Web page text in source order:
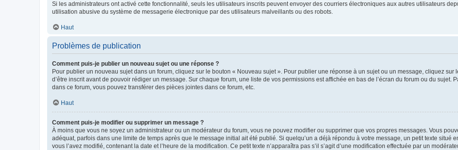
Si les administrateurs ont activé cette fonctionnalité, seuls les utilisateurs inscrits peuvent envoyer des courriers électroniques aux autres utilisateurs
utilisation abusive du système de messagerie électronique par des utilisateurs malveillants ou des robots.
Haut
Problèmes de publication
Comment puis-je publier un nouveau sujet ou une réponse ?
Pour publier un nouveau sujet dans un forum, cliquez sur le bouton « Nouveau sujet ». Pour publier une réponse à un sujet ou un message, cliquez
d’être inscrit avant de pouvoir rédiger un message. Sur chaque forum, une liste de vos permissions est affichée en bas de l’écran du forum ou du sujet.
dans ce forum, vous pouvez transférer des pièces jointes dans ce forum, etc.
Haut
Comment puis-je modifier ou supprimer un message ?
À moins que vous ne soyez un administrateur ou un modérateur du forum, vous ne pouvez modifier ou supprimer que vos propres messages. Vous
adéquat, parfois dans une limite de temps après que le message initial ait été publié. Si quelqu’un a déjà répondu à votre message, un petit texte situé
vous l’avez modifié, contenant la date et l’heure de la modification. Ce petit texte n’apparaîtra pas s’il s’agit d’une modification effectuée par un